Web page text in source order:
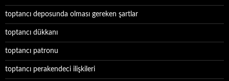
toptancı deposunda olması gereken şartlar
toptancı dükkanı
toptancı patronu
toptancı perakendeci ilişkileri